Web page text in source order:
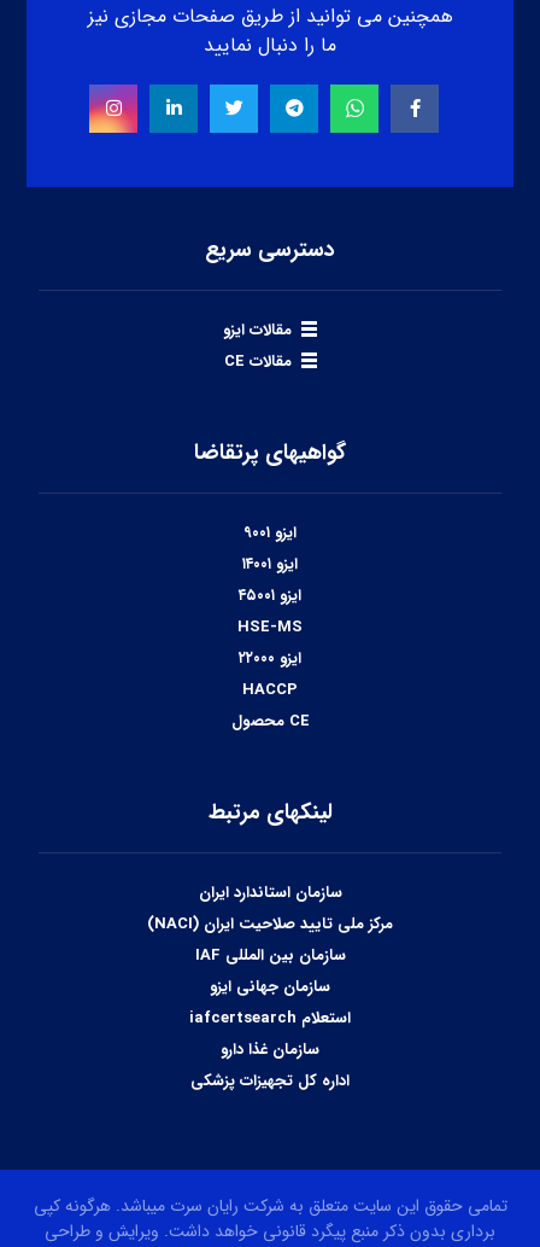
همچنین می توانید از طریق صفحات مجازی نیز
ما را دنبال نمایید
دسترسی سریع
مقالات ایزو
مقالات CE
گواهیهای پرتقاضا
ایزو ۹۰۰۱
ایزو ۱۴۰۰۱
ایزو ۴۵۰۰۱
HSE-MS
ایزو ۲۲۰۰۰
HACCP
CE محصول
لینکهای مرتبط
سازمان استاندارد ایران
مرکز ملی تایید صلاحیت ایران (NACI)
سازمان بین المللی IAF
سازمان جهانی ایزو
استعلام iafcertsearch
سازمان غذا دارو
اداره کل تجهیزات پزشکی
تمامی حقوق این سایت متعلق به شرکت رایان سرت میباشد. هرگونه کپی
برداری بدون ذکر منبع پیگرد قانونی خواهد داشت. ویرایش و طراحی